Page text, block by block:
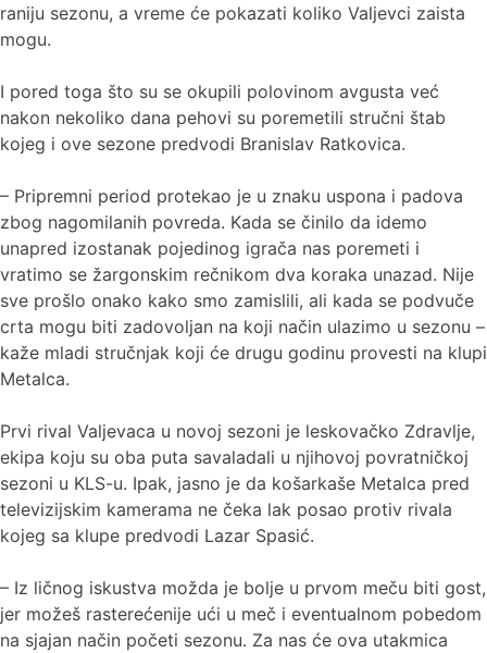
raniju sezonu, a vreme će pokazati koliko Valjevci zaista
mogu.
I pored toga što su se okupili polovinom avgusta već
nakon nekoliko dana pehovi su poremetili stručni štab
kojeg i ove sezone predvodi Branislav Ratkovica.
– Pripremni period protekao je u znaku uspona i padova
zbog nagomilanih povreda. Kada se činilo da idemo
unapred izostanak pojedinog igrača nas poremeti i
vratimo se žargonskim rečnikom dva koraka unazad. Nije
sve prošlo onako kako smo zamislili, ali kada se podvuče
crta mogu biti zadovoljan na koji način ulazimo u sezonu –
kaže mladi stručnjak koji će drugu godinu provesti na klupi
Metalca.
Prvi rival Valjevaca u novoj sezoni je leskovačko Zdravlje,
ekipa koju su oba puta savaladali u njihovoj povratničkoj
sezoni u KLS-u. Ipak, jasno je da košarkaše Metalca pred
televizijskim kamerama ne čeka lak posao protiv rivala
kojeg sa klupe predvodi Lazar Spasić.
– Iz ličnog iskustva možda je bolje u prvom meču biti gost,
jer možeš rasterećenije ući u meč i eventualnom pobedom
na sjajan način početi sezonu. Za nas će ova utakmica